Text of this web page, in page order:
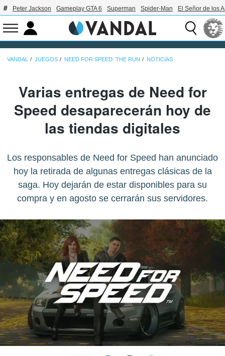
Peter Jackson Gameplay GTA 6 Superman Spider-Man El Señor de los
VANDAL JUEGOS NEED FOR SPEED: THE RUN NOTICIAS
Varias entregas de Need for
Speed desaparecerán hoy de
las tiendas digitales
Los responsables de Need for Speed han anunciado
hoy la retirada de algunas entregas clásicas de la
saga. Hoy dejarán de estar disponibles para su
compra y en agosto se cerrarán sus servidores.